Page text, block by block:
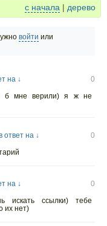
с начала | дерево
войти или
на ↓
0
б мне верили) я ж не
ответ на ↓
0
на ↓
0
искать ссылки) тебе
их нет)